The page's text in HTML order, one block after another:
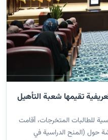
تقيمها شعبة التأهيل
للطالبات المتخرجات، أقامت
حول (المنح الدراسية في